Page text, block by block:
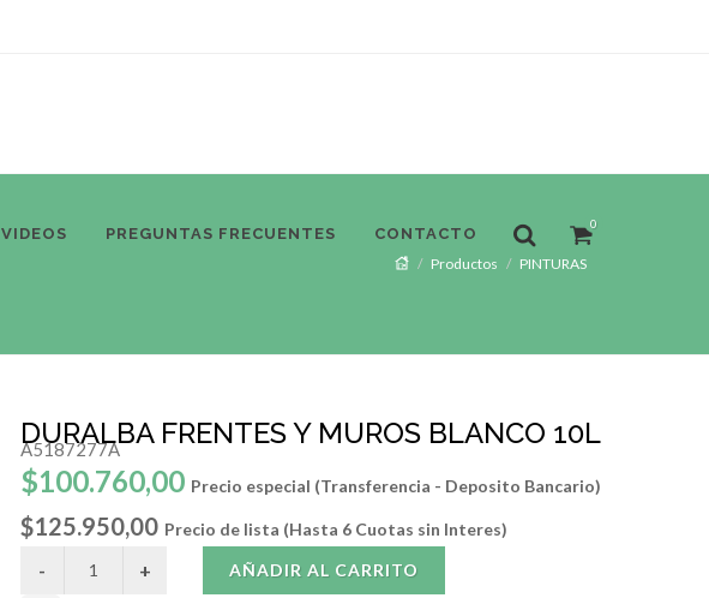
VIDEOS PREGUNTAS FRECUENTES CONTACTO
0
Productos PINTURAS
DURALBA FRENTES Y MUROS BLANCO 10L
A5187277A
$100.760,00 Precio especial (Transferencia - Deposito Bancario)
$125.950,00 Precio de lista (Hasta 6 Cuotas sin Interes)
AÑADIR AL CARRITO